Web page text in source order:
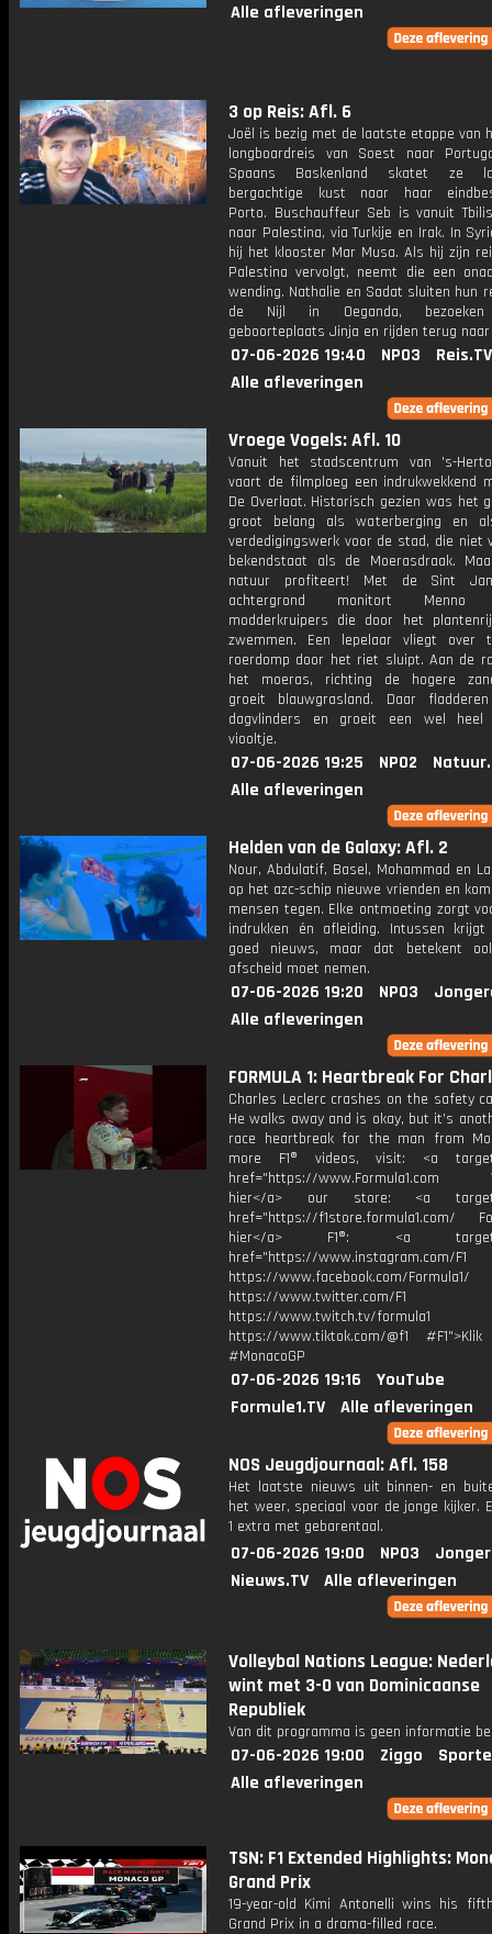
Alle afleveringen
3 op Reis: Afl. 6
Joël is bezig met de laatste etappe van
longboardreis van Soest naar
Spaans Baskenland skatet ze
bergachtige kust naar haar
Porto. Buschauffeur Seb is vanuit
naar Palestina, via Turkije en Irak. In
hij het klooster Mar Musa. Als hij zijn
Palestina vervolgt, neemt die een
wending. Nathalie en Sadat sluiten hun
de Nijl in Oeganda, bezoeken
geboorteplaats Jinja en rijden terug naar
07-06-2026 19:40 NPO3
Reis.TV
Alle afleveringen
Vroege Vogels: Afl. 10
Vanuit het stadscentrum van 's-
vaart de filmploeg een indrukwekkend
De Overlaat. Historisch gezien was het
groot belang als waterberging en
verdedigingswerk voor de stad, die niet
bekendstaat als de Moerasdraak.
natuur profiteert! Met de Sint
achtergrond monitort Menno
modderkruipers die door het
zwemmen. Een lepelaar vliegt over
roerdomp door het riet sluipt. Aan de
het moeras, richting de hogere
groeit blauwgrasland. Daar
dagvlinders en groeit een wel heel
viooltje.
07-06-2026 19:25 NPO2
Alle afleveringen
Helden van de Galaxy: Afl. 2
Nour, Abdulatif, Basel, Mohammad en
op het azc-schip nieuwe vrienden en
mensen tegen. Elke ontmoeting zorgt
indrukken én afleiding. Intussen krijgt
goed nieuws, maar dat betekent
afscheid moet nemen.
07-06-2026 19:20 NPO3
Alle afleveringen
FORMULA 1: Heartbreak For
Charles Leclerc crashes on the safety
He walks away and is okay, but it’s
race heartbreak for the man from
more F1® videos, visit: <a
href="https://www.Formula1.com
hier</a> our store: <a
href="https://f1store.formula1.com/
hier</a> F1®: <a
href="https://www.instagram.com/F1
https://www.facebook.com/Formula1/
https://www.twitter.com/F1
https://www.twitch.tv/formula1
https://www.tiktok.com/@f1
#MonacoGP
07-06-2026 19:16
YouTube
Formule1.TV
Alle afleveringen
NOS Jeugdjournaal: Afl. 158
Het laatste nieuws uit binnen- en
het weer, speciaal voor de jonge kijker.
1 extra met gebarentaal.
07-06-2026 19:00 NPO3
Nieuws.TV
Alle afleveringen
Volleybal Nations League:
wint met 3-0 van Dominicaanse
Republiek
Van dit programma is geen informatie
07-06-2026 19:00 Ziggo
Alle afleveringen
TSN: F1 Extended Highlights:
Grand Prix
19-year-old Kimi Antonelli wins his
Grand Prix in a drama-filled race.